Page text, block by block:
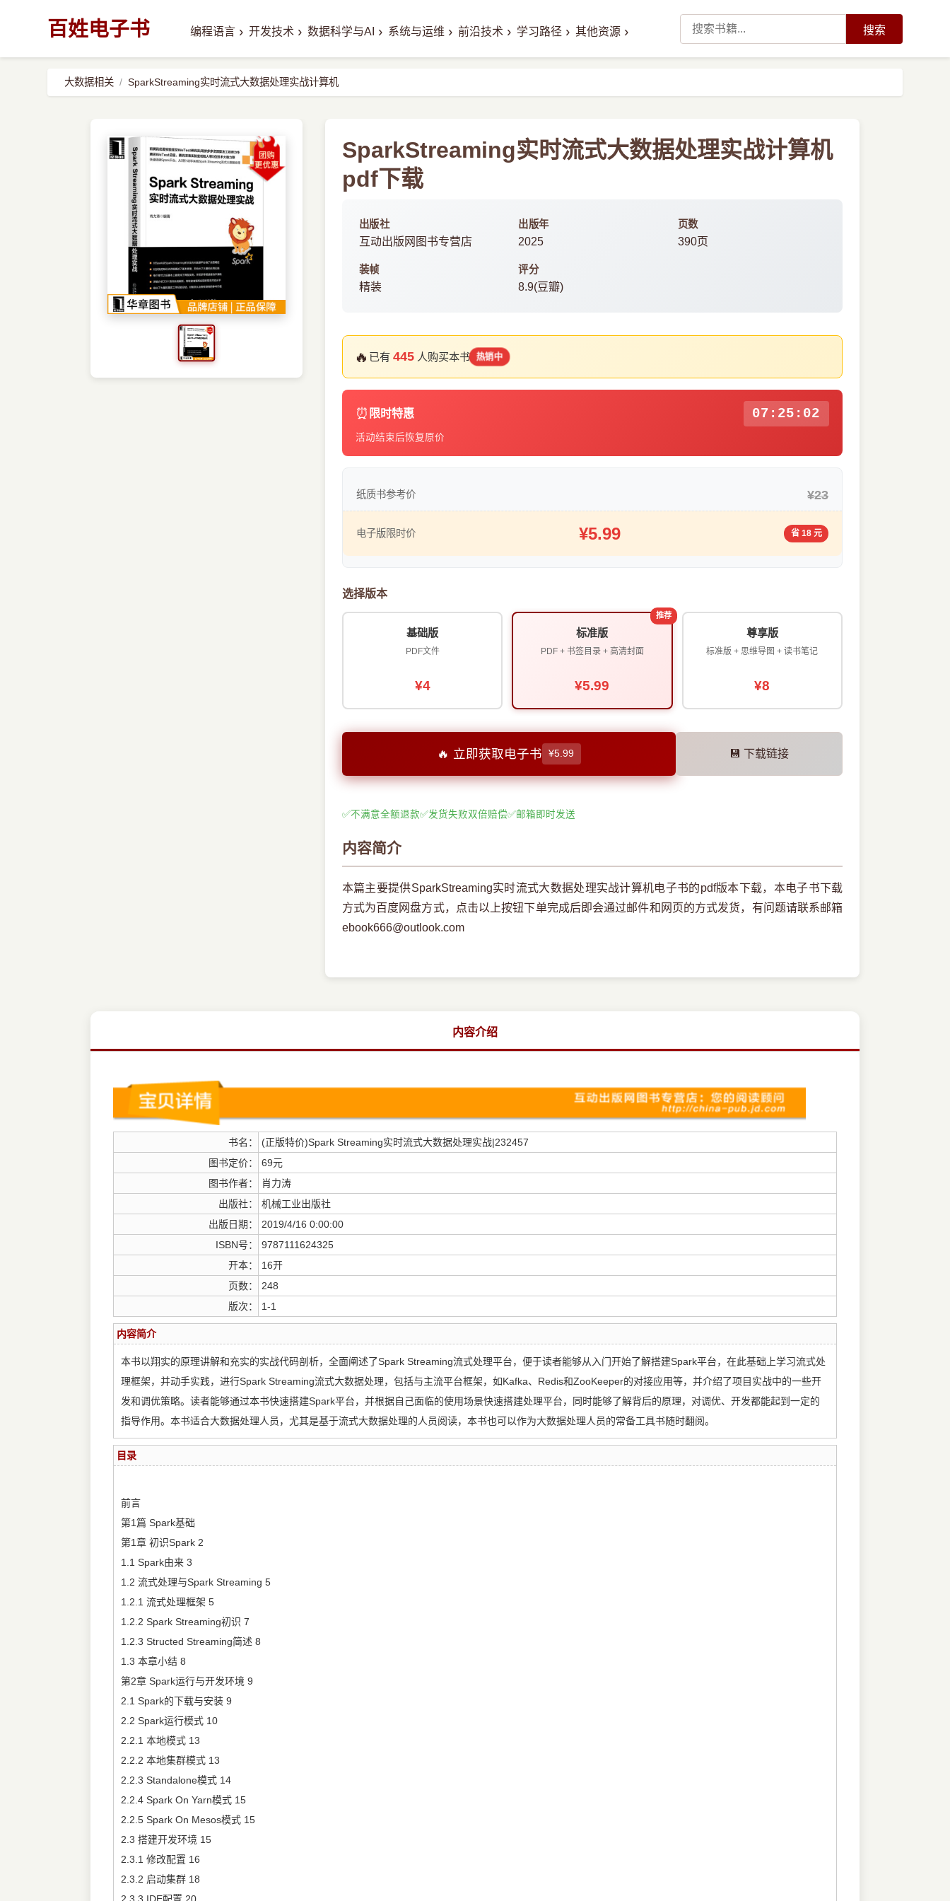
百姓电子书 编程语言 › 开发技术 › 数据科学与AI › 系统与运维 › 前沿技术 › 学习路径 › 其他资源 › 搜索
大数据相关 SparkStreaming实时流式大数据处理实战计算机
SparkStreaming实时流式大数据处理实战计算机
pdf下载
出版社
互动出版网图书专营店
出版年
2025
页数
390页
装帧
精装
评分
8.9(豆瓣)
🔥 已有 445人购买本书 热销中
⏰ 限时特惠 07:25:01
活动结束后恢复原价
纸质书参考价 ¥23
电子版限时价 ¥5.99 省 18 元
选择版本
基础版
PDF文件
¥4
推荐
标准版
PDF + 书签目录 + 高清封面
¥5.99
尊享版
标准版 + 思维导图 + 读书笔记
¥8
🔥 立即获取电子书 ¥5.99 💾 下载链接
✅不满意全额退款✅发货失败双倍赔偿✅邮箱即时发送
内容简介
本篇主要提供SparkStreaming实时流式大数据处理实战计算机电子书的pdf版本下载，本电子书下载
方式为百度网盘方式，点击以上按钮下单完成后即会通过邮件和网页的方式发货，有问题请联系邮箱
ebook666@outlook.com
内容介绍
书名：
(正版特价)Spark Streaming实时流式大数据处理实战|232457
图书定价：
69元
图书作者：
肖力涛
出版社：
机械工业出版社
出版日期：
2019/4/16 0:00:00
ISBN号：
9787111624325
开本：
16开
页数：
248
版次：
1-1
内容简介
本书以翔实的原理讲解和充实的实战代码剖析，全面阐述了Spark Streaming流式处理平台，便于读者能够从入门开始了解搭建Spark平台，在此基础上学习流式处
理框架，并动手实践，进行Spark Streaming流式大数据处理，包括与主流平台框架，如Kafka、Redis和ZooKeeper的对接应用等，并介绍了项目实战中的一些开
发和调优策略。读者能够通过本书快速搭建Spark平台，并根据自己面临的使用场景快速搭建处理平台，同时能够了解背后的原理，对调优、开发都能起到一定的
指导作用。本书适合大数据处理人员，尤其是基于流式大数据处理的人员阅读，本书也可以作为大数据处理人员的常备工具书随时翻阅。
目录
前言
第1篇 Spark基础
第1章 初识Spark 2
1.1 Spark由来 3
1.2 流式处理与Spark Streaming 5
1.2.1 流式处理框架 5
1.2.2 Spark Streaming初识 7
1.2.3 Structed Streaming简述 8
1.3 本章小结 8
第2章 Spark运行与开发环境 9
2.1 Spark的下载与安装 9
2.2 Spark运行模式 10
2.2.1 本地模式 13
2.2.2 本地集群模式 13
2.2.3 Standalone模式 14
2.2.4 Spark On Yarn模式 15
2.2.5 Spark On Mesos模式 15
2.3 搭建开发环境 15
2.3.1 修改配置 16
2.3.2 启动集群 18